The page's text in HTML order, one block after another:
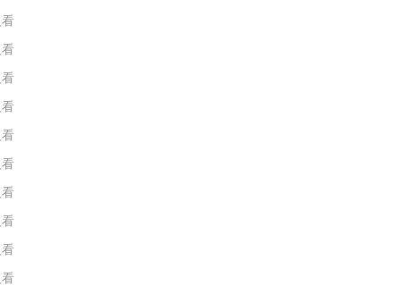
看
看
看
看
看
看
看
看
看
看